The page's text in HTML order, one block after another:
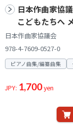
日本作曲家協
こどもたちへ
日本作曲家協議会
978-4-7609-0527-0
ピアノ曲集/編纂曲集
JPY: 1,700yen